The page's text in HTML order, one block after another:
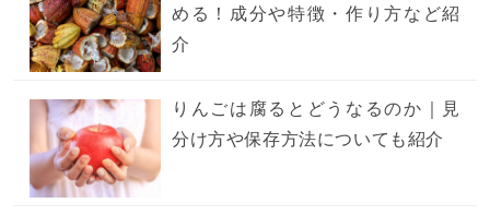
める！成分や特徴・作り方など紹
介
りんごは腐るとどうなるのか｜見
分け方や保存方法についても紹介